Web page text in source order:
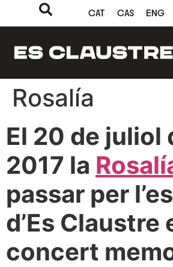
CAT CAS ENG
Rosalía
El 20 de juliol
2017 la
passar per
d’Es Claustre
concert